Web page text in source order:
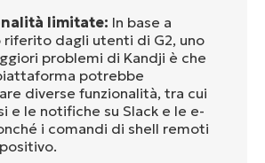
limitate: In base a
riferito dagli utenti di G2, uno
problemi di Kandji è che
potrebbe
diverse funzionalità, tra cui
e le notifiche su Slack e le e-
i comandi di shell remoti